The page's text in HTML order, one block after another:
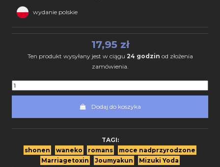
wydanie polskie
17,95 zł
Ten produkt wysyłany jest w ciągu 24 godzin od złożenia
zamówienia.
Dodaj do koszyka
TAGI:
shonen
waneko romans
moce nadprzyrodzone
Marriagetoxin
Joumyakun Mizuki Yoda